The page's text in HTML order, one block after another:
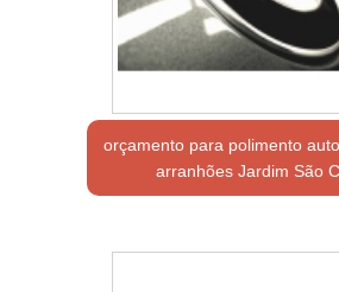
orçamento para polimento
arranhões Jardim São